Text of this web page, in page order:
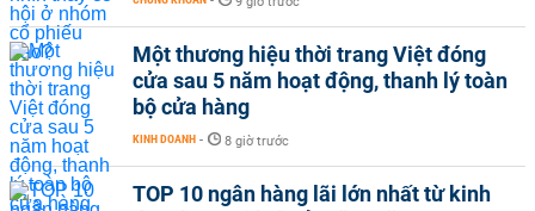
Một thương hiệu thời trang Việt đóng
cửa sau 5 năm hoạt động, thanh lý toàn
bộ cửa hàng
KINH DOANH - 8 giờ trước
TOP 10 ngân hàng lãi lớn nhất từ kinh